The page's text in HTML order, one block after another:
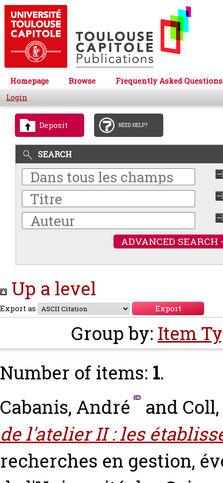
Homepage Browse
Frequently Asked Questions
Login
Deposit NEED HELP?
SEARCH
ADVANCED SEARCH
Up a level
Export as
Group by: Item
Number of items: 1.
Cabanis, André
and
de l'atelier II : les
recherches en gestion,